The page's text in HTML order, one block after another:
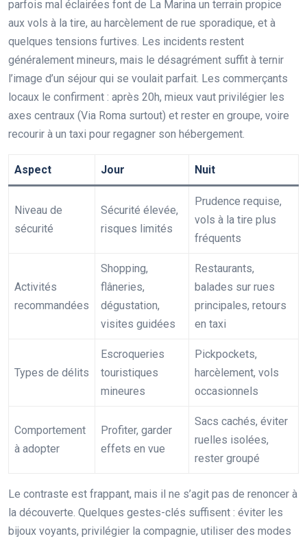
parfois mal éclairées font de La Marina un terrain propice
aux vols à la tire, au harcèlement de rue sporadique, et à
quelques tensions furtives. Les incidents restent
généralement mineurs, mais le désagrément suffit à ternir
l’image d’un séjour qui se voulait parfait. Les commerçants
locaux le confirment : après 20h, mieux vaut privilégier les
axes centraux (Via Roma surtout) et rester en groupe, voire
recourir à un taxi pour regagner son hébergement.
Aspect Jour Nuit
Niveau de
sécurité
Sécurité élevée,
risques limités
Prudence requise,
vols à la tire plus
fréquents
Activités
recommandées
Shopping,
flâneries,
dégustation,
visites guidées
Restaurants,
balades sur rues
principales, retours
en taxi
Types de délits
Escroqueries
touristiques
mineures
Pickpockets,
harcèlement, vols
occasionnels
Comportement
à adopter
Profiter, garder
effets en vue
Sacs cachés, éviter
ruelles isolées,
rester groupé
Le contraste est frappant, mais il ne s’agit pas de renoncer à
la découverte. Quelques gestes-clés suffisent : éviter les
bijoux voyants, privilégier la compagnie, utiliser des modes